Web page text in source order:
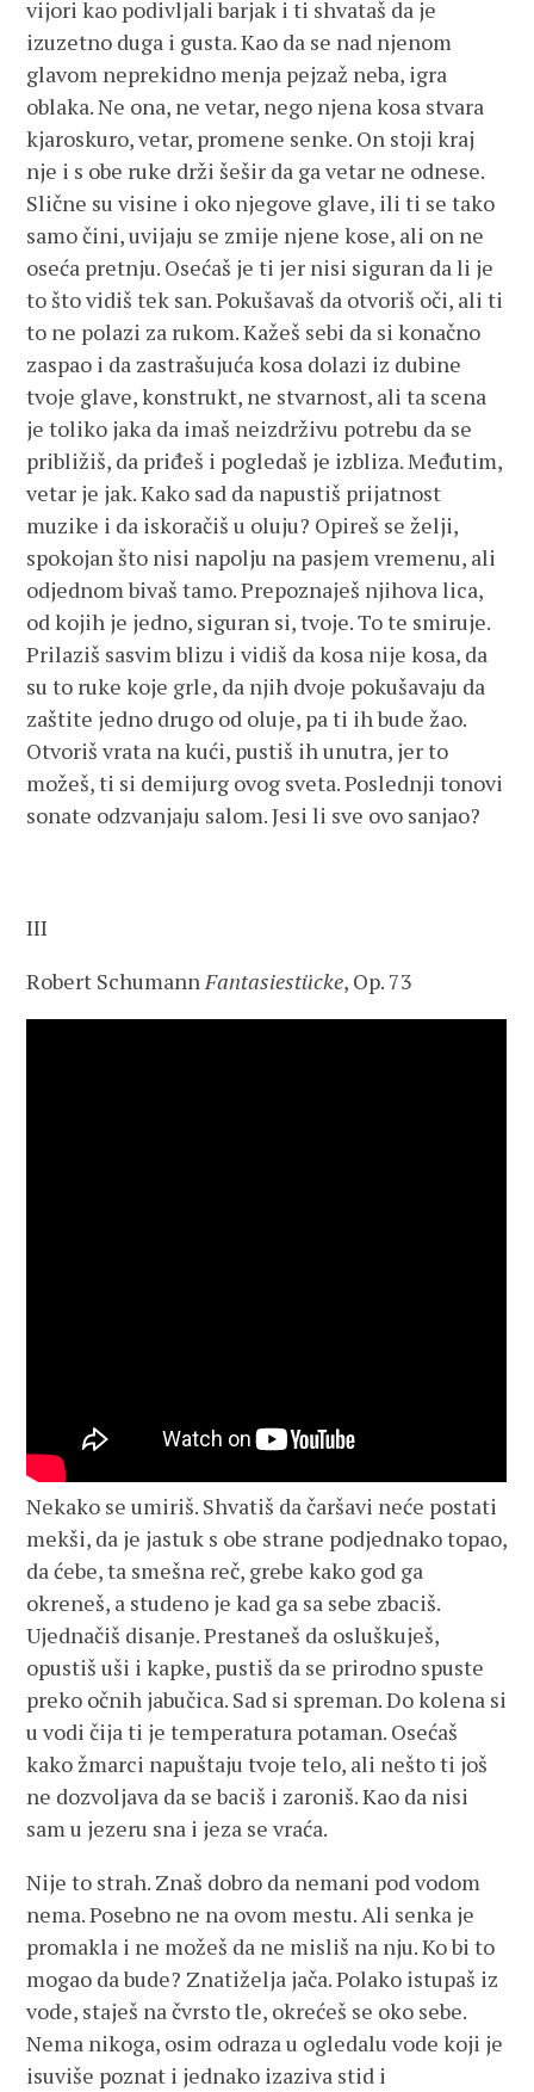
vijori kao podivljali barjak i ti shvataš da je
izuzetno duga i gusta. Kao da se nad njenom
glavom neprekidno menja pejzaž neba, igra
oblaka. Ne ona, ne vetar, nego njena kosa stvara
kjaroskuro, vetar, promene senke. On stoji kraj
nje i s obe ruke drži šešir da ga vetar ne odnese.
Slične su visine i oko njegove glave, ili ti se tako
samo čini, uvijaju se zmije njene kose, ali on ne
oseća pretnju. Osećaš je ti jer nisi siguran da li je
to što vidiš tek san. Pokušavaš da otvoriš oči, ali ti
to ne polazi za rukom. Kažeš sebi da si konačno
zaspao i da zastrašujuća kosa dolazi iz dubine
tvoje glave, konstrukt, ne stvarnost, ali ta scena
je toliko jaka da imaš neizdrživu potrebu da se
približiš, da priđeš i pogledaš je izbliza. Međutim,
vetar je jak. Kako sad da napustiš prijatnost
muzike i da iskoračiš u oluju? Opireš se želji,
spokojan što nisi napolju na pasjem vremenu, ali
odjednom bivaš tamo. Prepoznaješ njihova lica,
od kojih je jedno, siguran si, tvoje. To te smiruje.
Prilaziš sasvim blizu i vidiš da kosa nije kosa, da
su to ruke koje grle, da njih dvoje pokušavaju da
zaštite jedno drugo od oluje, pa ti ih bude žao.
Otvoriš vrata na kući, pustiš ih unutra, jer to
možeš, ti si demijurg ovog sveta. Poslednji tonovi
sonate odzvanjaju salom. Jesi li sve ovo sanjao?
III
Robert SchumannFantasiestücke, Op. 73
Nekako se umiriš. Shvatiš da čaršavi neće postati
mekši, da je jastuk s obe strane podjednako topao,
da ćebe, ta smešna reč, grebe kako god ga
okreneš, a studeno je kad ga sa sebe zbaciš.
Ujednačiš disanje. Prestaneš da osluškuješ,
opustiš uši i kapke, pustiš da se prirodno spuste
preko očnih jabučica. Sad si spreman. Do kolena si
u vodi čija ti je temperatura potaman. Osećaš
kako žmarci napuštaju tvoje telo, ali nešto ti još
ne dozvoljava da se baciš i zaroniš. Kao da nisi
sam u jezeru sna i jeza se vraća.
Nije to strah. Znaš dobro da nemani pod vodom
nema. Posebno ne na ovom mestu. Ali senka je
promakla i ne možeš da ne misliš na nju. Ko bi to
mogao da bude? Znatiželja jača. Polako istupaš iz
vode, staješ na čvrsto tle, okrećeš se oko sebe.
Nema nikoga, osim odraza u ogledalu vode koji je
isuviše poznat i jednako izaziva stid i